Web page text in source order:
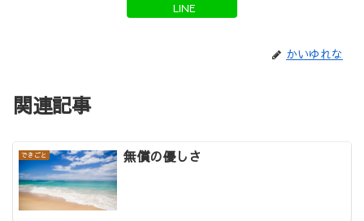
LINE
かいゆれな
関連記事
できごと 無償の優しさ